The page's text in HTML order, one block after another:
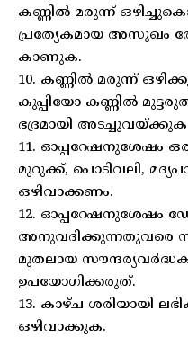
കണ്ണില്‍ മരുന്ന്
പ്രത്യേകമായ അസുഖം
കാണുക.
10. കണ്ണില്‍ മരുന്ന്
കുപ്പിയോ കണ്ണില്‍
ഭദ്രമായി
11. ഓപ്പറേഷനുശേഷം
മുറുക്ക്, പൊടിവലി,
ഒഴിവാക്കണം.
12. ഓപ്പറേഷനുശേഷം
അനുവദിക്കുന്നതുവരെ
മുതലായ
ഉപയോഗിക്കരുത്.
13. കാഴ്ച ശരിയായി
ഒഴിവാക്കുക.